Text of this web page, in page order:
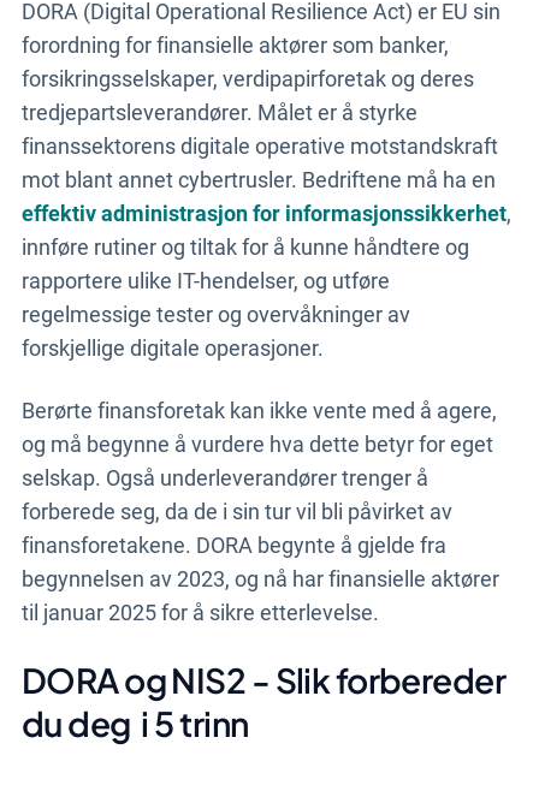
DORA (Digital Operational Resilience Act) er EU sin
forordning for finansielle aktører som banker,
forsikringsselskaper, verdipapirforetak og deres
tredjepartsleverandører. Målet er å styrke
finanssektorens digitale operative motstandskraft
mot blant annet cybertrusler. Bedriftene må ha en
effektiv administrasjon for informasjonssikkerhet,
innføre rutiner og tiltak for å kunne håndtere og
rapportere ulike IT-hendelser, og utføre
regelmessige tester og overvåkninger av
forskjellige digitale operasjoner.
Berørte finansforetak kan ikke vente med å agere,
og må begynne å vurdere hva dette betyr for eget
selskap. Også underleverandører trenger å
forberede seg, da de i sin tur vil bli påvirket av
finansforetakene. DORA begynte å gjelde fra
begynnelsen av 2023, og nå har finansielle aktører
til januar 2025 for å sikre etterlevelse.
DORA og NIS2 - Slik forbereder
du deg i 5 trinn